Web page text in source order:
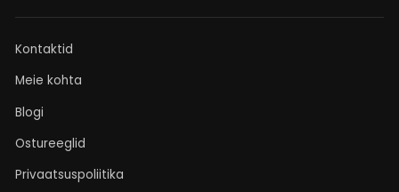
Kontaktid
Meie kohta
Blogi
Ostureeglid
Privaatsuspoliitika